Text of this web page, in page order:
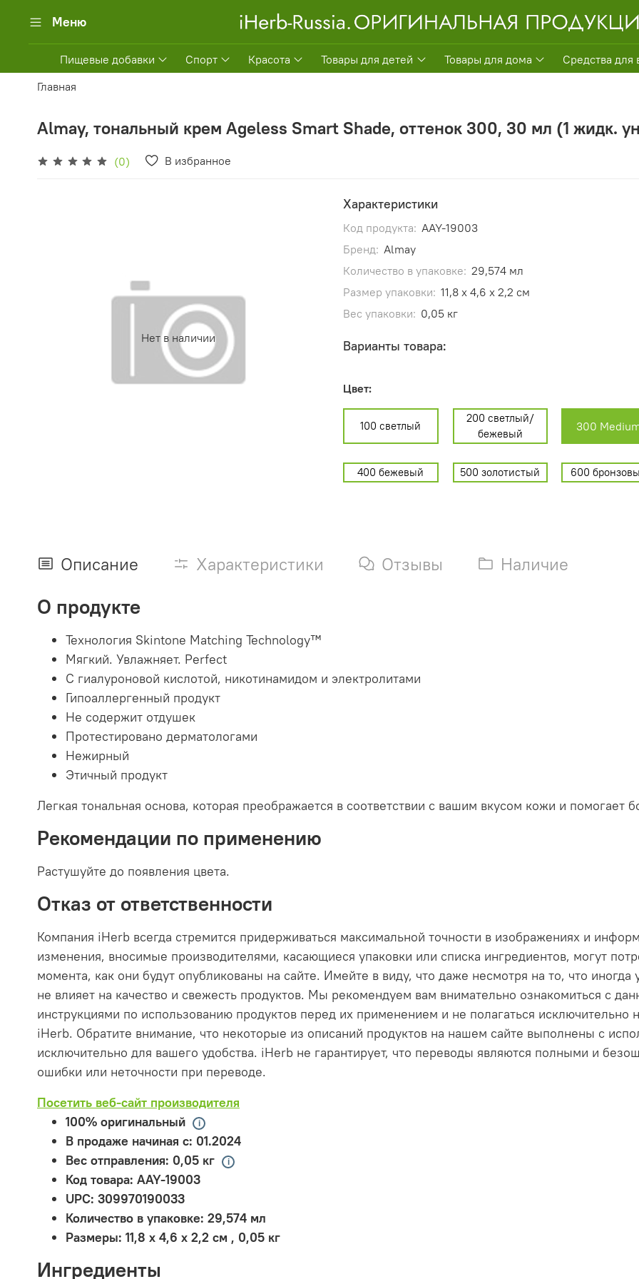
Меню
Пищевые добавки Спорт Красота Товары для детей Товары для дома
Средства для
Главная
Almay, тональный крем Ageless Smart Shade, оттенок 300, 30 мл (1 жидк.
(0) В избранное
Нет в наличии
Характеристики
Код продукта: AAY-19003
Бренд: Almay
Количество в упаковке: 29,574 мл
Размер упаковки: 11,8 x 4,6 x 2,2 см
Вес упаковки: 0,05 кг
Варианты товара:
Цвет:
100 светлый
200 светлый/
бежевый
300
400 бежевый 500 золотистый 600
Описание Характеристики Отзывы Наличие
О продукте
Технология Skintone Matching Technology™
Мягкий. Увлажняет. Perfect
С гиалуроновой кислотой, никотинамидом и электролитами
Гипоаллергенный продукт
Не содержит отдушек
Протестировано дерматологами
Нежирный
Этичный продукт
Легкая тональная основа, которая преображается в соответствии с вашим вкусом кожи и помогает
Рекомендации по применению
Растушуйте до появления цвета.
Отказ от ответственности
Компания iHerb всегда стремится придерживаться максимальной точности в изображениях и
изменения, вносимые производителями, касающиеся упаковки или списка ингредиентов, могут
момента, как они будут опубликованы на сайте. Имейте в виду, что даже несмотря на то, что иногда
не влияет на качество и свежесть продуктов. Мы рекомендуем вам внимательно ознакомиться с
инструкциями по использованию продуктов перед их применением и не полагаться
iHerb. Обратите внимание, что некоторые из описаний продуктов на нашем сайте выполнены с
исключительно для вашего удобства. iHerb не гарантирует, что переводы являются полными и
ошибки или неточности при переводе.
Посетить веб-сайт производителя
100% оригинальный
В продаже начиная с: 01.2024
Вес отправления: 0,05 кг
Код товара: AAY-19003
UPC: 309970190033
Количество в упаковке: 29,574 мл
Размеры: 11,8 x 4,6 x 2,2 см , 0,05 кг
Ингредиенты